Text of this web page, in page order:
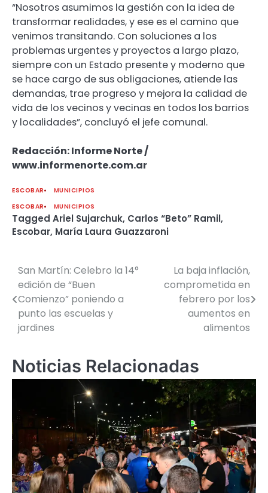
“Nosotros asumimos la gestión con la idea de
transformar realidades, y ese es el camino que
venimos transitando. Con soluciones a los
problemas urgentes y proyectos a largo plazo,
siempre con un Estado presente y moderno que
se hace cargo de sus obligaciones, atiende las
demandas, trae progreso y mejora la calidad de
vida de los vecinos y vecinas en todos los barrios
y localidades”, concluyó el jefe comunal.
Redacción: Informe Norte /
www.informenorte.com.ar
ESCOBAR
MUNICIPIOS
ESCOBAR
MUNICIPIOS
Tagged Ariel Sujarchuk, Carlos “Beto” Ramil,
Escobar, María Laura Guazzaroni
Navegación
de
entradas
San Martín: Celebro la 14°
edición de “Buen
Comienzo” poniendo a
punto las escuelas y
jardines
La baja inflación,
comprometida en
febrero por los
aumentos en
alimentos
Noticias Relacionadas